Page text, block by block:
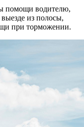
помощи водителю,
из полосы,
при торможении.